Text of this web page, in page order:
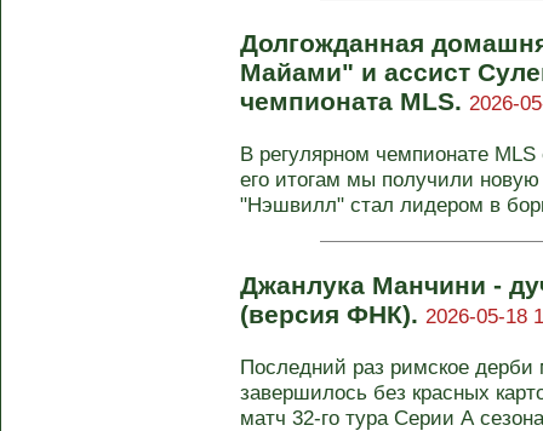
Долгожданная
Майами" и ассист
чемпионата MLS. 2026-
В регулярном чемпионате
его итогам мы получили
"Нэшвилл" стал лидером в
Джанлука Манчини -
(версия ФНК). 2026-05-18
Последний раз римское
завершилось без красных
матч 32-го тура Серии А